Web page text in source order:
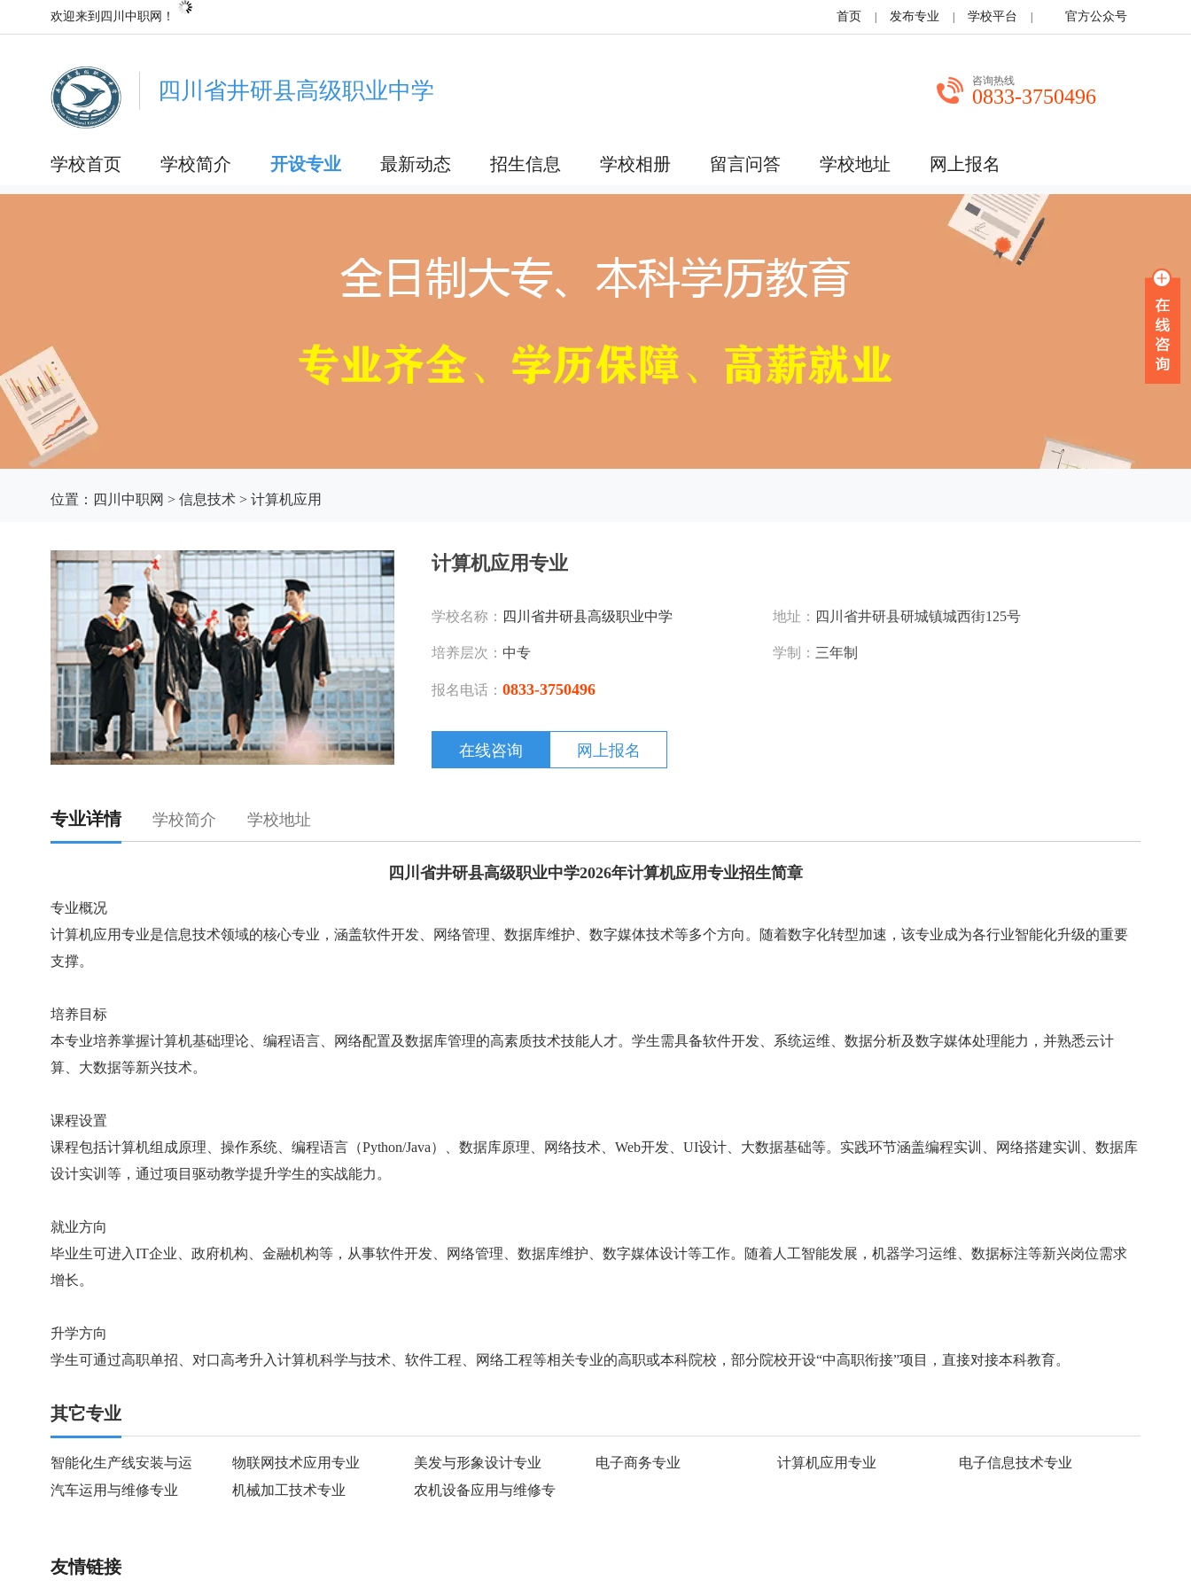
欢迎来到四川中职网！ 首页 发布专业 学校平台 官方公众号
四川省井研县高级职业中学 咨询热线
0833-3750496
学校首页 学校简介 开设专业 最新动态 招生信息 学校相册 留言问答 学校地址 网上报名
位置： 四川中职网 > 信息技术 > 计算机应用
计算机应用专业
学校名称： 四川省井研县高级职业中学 地址： 四川省井研县研城镇城西街125号
培养层次： 中专 学制： 三年制
报名电话： 0833-3750496
网上报名
在线咨询
专业详情 学校简介 学校地址
四川省井研县高级职业中学2026年计算机应用专业招生简章
专业概况
计算机应用专业是信息技术领域的核心专业 ，涵盖软件开发、网络管理 、数据库维护、数字媒体技术等多个方向。随着数字化转型加速，该专业成为各行业智能化升级的重要
支撑。
培养目标
本专业培养掌握计算机基础理论、编程语言、网络配置及数据库管理的高素质技术技能人才。学生需具备软件开发、系统运维、数据分析及数字媒体处理能力，并熟悉云计
算、大数据等新兴技术。
课程设置
课程包括计算机组成原理、操作系统、编程语言（Python/Java）、数据库原理、网络技术、Web开发、UI设计、大数据基础等。实践环节涵盖编程实训、网络搭建实训、数据库
设计实训等，通过项目驱动教学提升学生的实战能力。
就业方向
毕业生可进入IT企业、政府机构、金融机构等，从事软件开发、网络管理、数据库维护、数字媒体设计等工作。随着人工智能发展，机器学习运维、数据标注等新兴岗位需求
增长。
升学方向
学生可通过高职单招、对口高考升入计算机科学与技术、软件工程、网络工程等相关专业的高职或本科院校，部分院校开设“中高职衔接”项目，直接对接本科教育。
其它专业
智能化生产线安装与运 物联网技术应用专业 美发与形象设计专业 电子商务专业 计算机应用专业
电子信息技术专业
汽车运用与维修专业
机械加工技术专业 农机设备应用与维修专
友情链接